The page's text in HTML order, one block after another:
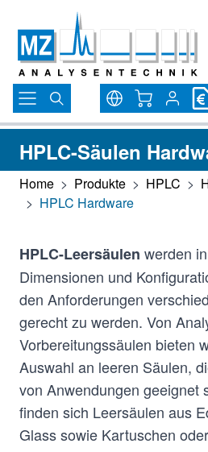
Direkt zum Inhalt
Warenkorb
HPLC-Säulen
Home > Produkte > HPLC >
> HPLC Hardware
HPLC-Leersäulen werden
Dimensionen und
den Anforderungen
gerecht zu werden. Von
Vorbereitungssäulen bieten
Auswahl an leeren Säulen,
von Anwendungen geeignet
finden sich Leersäulen aus
Glass sowie Kartuschen